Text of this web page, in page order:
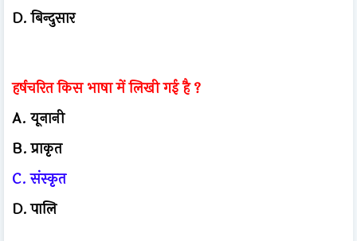
D. बिन्दुसार
हर्षचरित किस भाषा में लिखी गई है ?
A. यूनानी
B. प्राकृत
C. संस्कृत
D. पालि